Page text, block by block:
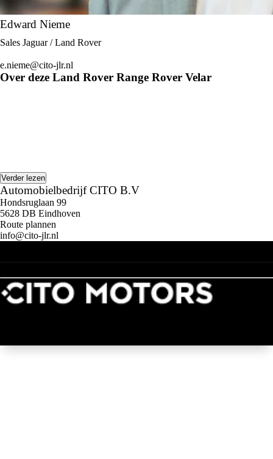
Edward Nieme
Sales Jaguar / Land Rover
e.nieme@cito-jlr.nl
Over deze Land Rover Range Rover Velar
Verder lezen
Automobielbedrijf CITO B.V
Hondsruglaan 99
5628 DB Eindhoven
Route plannen
info@cito-jlr.nl
Land Rover
McLaren
Rolls-Royce